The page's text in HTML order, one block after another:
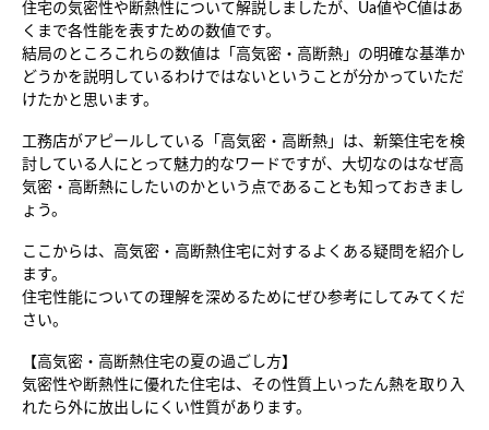
住宅の気密性や断熱性について解説しましたが、Ua値やC値はあ
くまで各性能を表すための数値です。
結局のところこれらの数値は「高気密・高断熱」の明確な基準か
どうかを説明しているわけではないということが分かっていただ
けたかと思います。
工務店がアピールしている「高気密・高断熱」は、新築住宅を検
討している人にとって魅力的なワードですが、大切なのはなぜ高
気密・高断熱にしたいのかという点であることも知っておきまし
ょう。
ここからは、高気密・高断熱住宅に対するよくある疑問を紹介し
ます。
住宅性能についての理解を深めるためにぜひ参考にしてみてくだ
さい。
【高気密・高断熱住宅の夏の過ごし方】
気密性や断熱性に優れた住宅は、その性質上いったん熱を取り入
れたら外に放出しにくい性質があります。